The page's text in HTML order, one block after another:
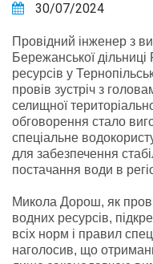
30/07/2024
Провідний інженер з
Бережанської
ресурсів у
провів зустріч з
селищної
обговорення стало
спеціальне
для забезпечення
постачання води в
Микола Дорош, як
водних ресурсів,
всіх норм і правил
наголосив, що